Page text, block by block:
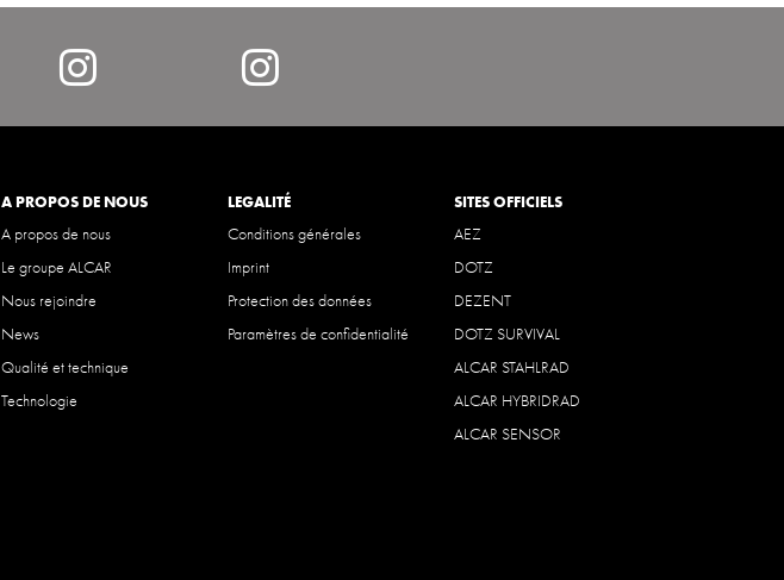
Instagram instagram
A PROPOS DE NOUS
A propos de nous
Le groupe ALCAR
Nous rejoindre
News
Qualité et technique
Technologie
LEGALITÉ
Conditions générales
Imprint
Protection des données
Paramètres de confidentialité
SITES OFFICIELS
AEZ
DOTZ
DEZENT
DOTZ SURVIVAL
ALCAR STAHLRAD
ALCAR HYBRIDRAD
ALCAR SENSOR